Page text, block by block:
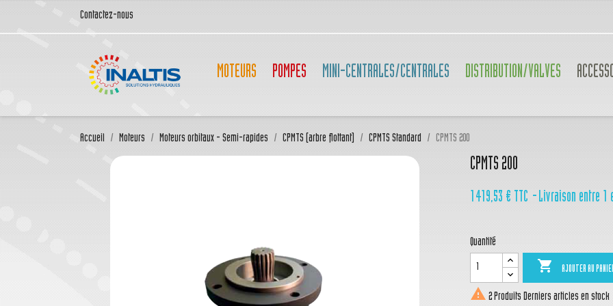
Contactez-nous
MOTEURS POMPES MINI-CENTRALES/CENTRALES DISTRIBUTION/VALVES
Accueil Moteurs Moteurs orbitaux - Semi-rapides CPMTS (arbre flottant) CPMTS Standard CPMTS 200
CPMTS 200
1 419,53 € TTC Livraison entre 1
Quantité
 AJOUTER AU
 2 Produits Derniers articles en stock